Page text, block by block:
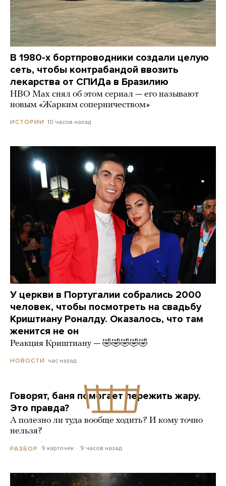
В 1980-х бортпроводники создали целую
сеть, чтобы контрабандой ввозить
лекарства от СПИДа в Бразилию
HBO Max снял об этом сериал — его называют
новым «Жарким соперничеством»
ИСТОРИИ 10 часов назад
У церкви в Португалии собрались 2000
человек, чтобы посмотреть на свадьбу
Криштиану Роналду. Оказалось, что там
женится не он
Реакция Криштиану — 🤣🤣🤣🤣🤣
НОВОСТИ час назад
Говорят, баня помогает пережить жару.
Это правда?
А полезно ли туда вообще ходить? И кому точно
нельзя?
РАЗБОР 9 карточек 9 часов назад